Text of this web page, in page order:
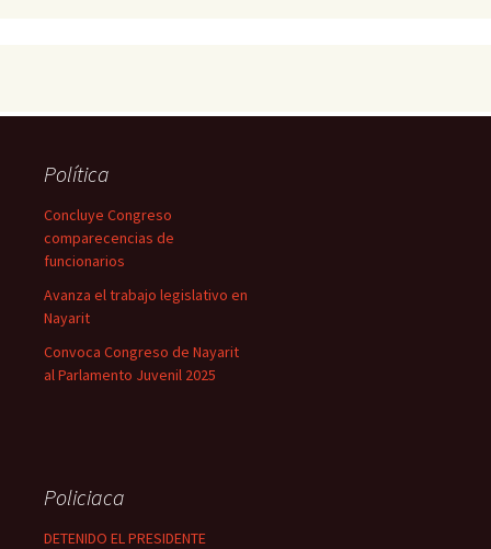
Política
Concluye Congreso
comparecencias de
funcionarios
Avanza el trabajo legislativo en
Nayarit
Convoca Congreso de Nayarit
al Parlamento Juvenil 2025
Policiaca
DETENIDO EL PRESIDENTE